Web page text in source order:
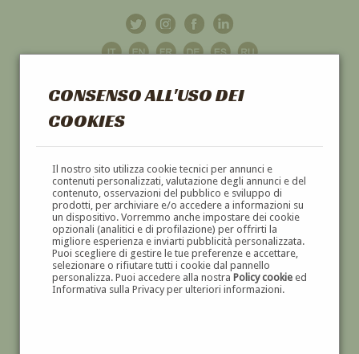
CONSENSO ALL'USO DEI
COOKIES
Il nostro sito utilizza cookie tecnici per annunci e
contenuti personalizzati, valutazione degli annunci e del
contenuto, osservazioni del pubblico e sviluppo di
prodotti, per archiviare e/o accedere a informazioni su
un dispositivo. Vorremmo anche impostare dei cookie
opzionali (analitici e di profilazione) per offrirti la
migliore esperienza e inviarti pubblicità personalizzata.
Puoi scegliere di gestire le tue preferenze e accettare,
selezionare o rifiutare tutti i cookie dal pannello
personalizza. Puoi accedere alla nostra Policy cookieed
Informativa sulla Privacy per ulteriori informazioni.
GALLERIAD'ARTE
DIPINTI E SCULTURE '800 E '900